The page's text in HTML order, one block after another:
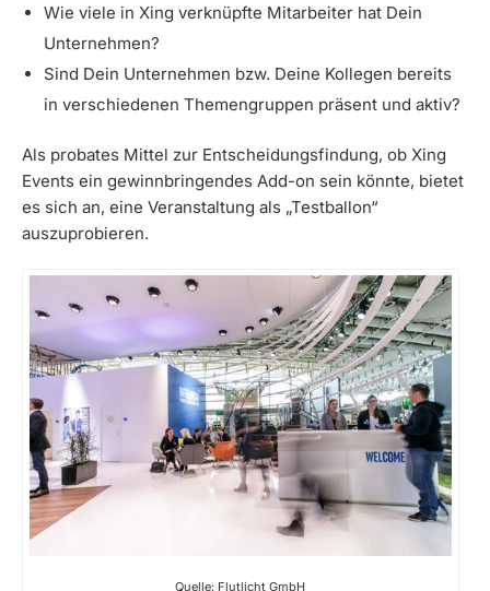
Wie viele in Xing verknüpfte Mitarbeiter hat Dein
Unternehmen?
Sind Dein Unternehmen bzw. Deine Kollegen bereits
in verschiedenen Themengruppen präsent und aktiv?
Als probates Mittel zur Entscheidungsfindung, ob Xing
Events ein gewinnbringendes Add-on sein könnte, bietet
es sich an, eine Veranstaltung als „Testballon“
auszuprobieren.
Quelle: Flutlicht GmbH